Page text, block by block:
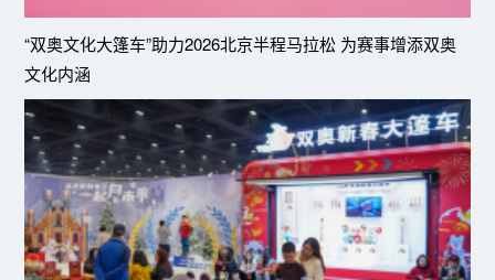
“双奥文化大篷车”助力2026北京半程马拉松 为赛事增添双奥
文化内涵